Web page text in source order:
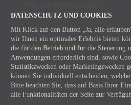
DATENSCHUTZ UND COOKIES
Mit Klick auf den Button „Ja, alle
wir Ihnen ein optimales Erlebnis bieten
die für den Betrieb und für die Steuerung
Anwendungen erforderlich sind, sowie
Statistikzwecken oder Marketingzwecken
können Sie individuell entscheiden,
Bitte beachten Sie, dass auf Basis Ihrer
alle Funktionalitäten der Seite zur
INFORMATION
Kontakt
Impressum